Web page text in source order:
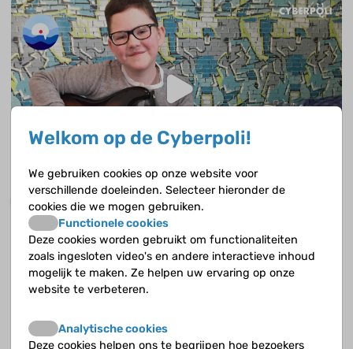
Juul (12) is geopereerd aan een craniofaryngeoom.
Laatste nieuws
Goed nieuws: veelbelovend
Welkom op de Cyberpoli!
We gebruiken cookies op onze website voor
verschillende doeleinden. Selecteer hieronder de
cookies die we mogen gebruiken.
Functionele cookies
Deze cookies worden gebruikt om functionaliteiten
zoals ingesloten video's en andere interactieve inhoud
mogelijk te maken. Ze helpen uw ervaring op onze
website te verbeteren.
Analytische cookies
Deze cookies helpen ons te begrijpen hoe bezoekers